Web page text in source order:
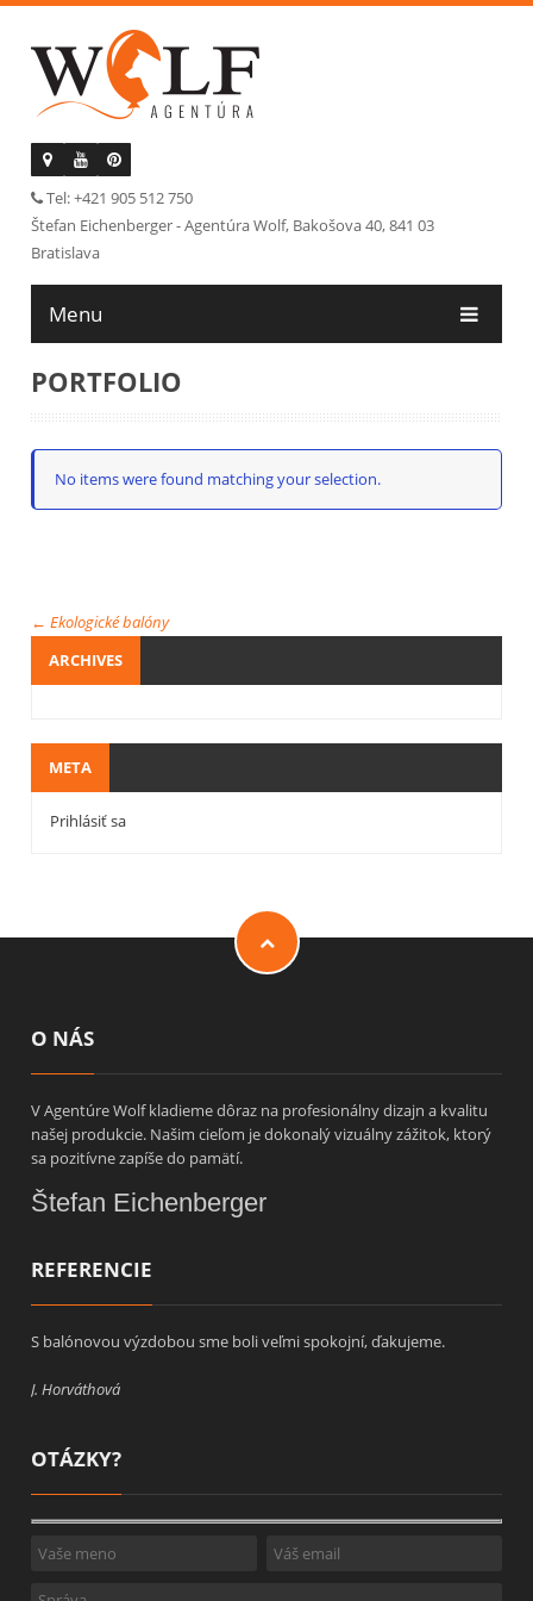
Tel: +421 905 512 750
Štefan Eichenberger - Agentúra Wolf, Bakošova 40, 841 03
Bratislava
Menu
PORTFOLIO
No items were found matching your selection.
← Ekologické balóny
ARCHIVES
META
Prihlásiť sa
O NÁS
V Agentúre Wolf kladieme dôraz na profesionálny dizajn a kvalitu
našej produkcie. Našim cieľom je dokonalý vizuálny zážitok, ktorý
sa pozitívne zapíše do pamätí.
Štefan Eichenberger
REFERENCIE
S balónovou výzdobou sme boli veľmi spokojní, ďakujeme.
J. Horváthová
OTÁZKY?